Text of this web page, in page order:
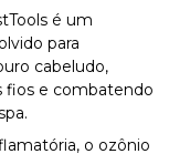
é um
para
cabeludo,
fios e combatendo
o ozônio